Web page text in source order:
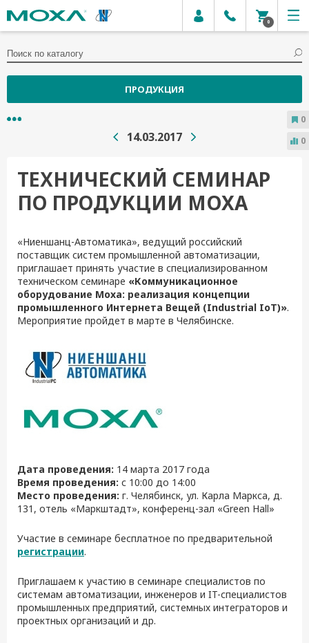
0
ПРОДУКЦИЯ
14.03.2017
ТЕХНИЧЕСКИЙ СЕМИНАР
ПО ПРОДУКЦИИ MOXA
«Ниеншанц-Автоматика», ведущий российский
поставщик систем промышленной автоматизации,
приглашает принять участие в специализированном
техническом семинаре «Коммуникационное
оборудование Moxa: реализация концепции
промышленного Интернета Вещей (Industrial IoT)».
Мероприятие пройдет в марте в Челябинске.
Дата проведения: 14 марта 2017 года
Время проведения: с 10:00 до 14:00
Место проведения: г. Челябинск, ул. Карла Маркса, д.
131, отель «Маркштадт», конференц-зал «Green Hall»
Участие в семинаре бесплатное по предварительной
регистрации.
Приглашаем к участию в семинаре специалистов по
системам автоматизации, инженеров и IT-специалистов
промышленных предприятий, системных интеграторов и
проектных организаций и др.
0
0